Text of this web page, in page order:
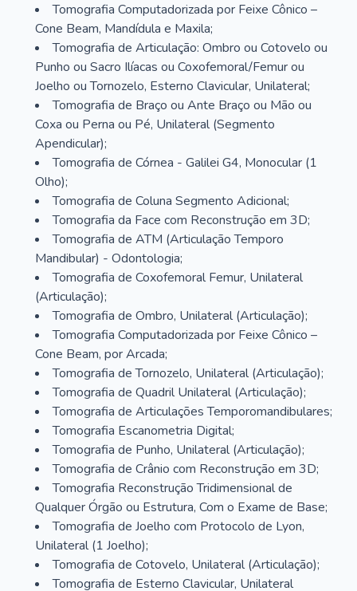
Tomografia Computadorizada por Feixe Cônico –
Cone Beam, Mandídula e Maxila;
Tomografia de Articulação: Ombro ou Cotovelo ou
Punho ou Sacro Ilíacas ou Coxofemoral/Femur ou
Joelho ou Tornozelo, Esterno Clavicular, Unilateral;
Tomografia de Braço ou Ante Braço ou Mão ou
Coxa ou Perna ou Pé, Unilateral (Segmento
Apendicular);
Tomografia de Córnea - Galilei G4, Monocular (1
Olho);
Tomografia de Coluna Segmento Adicional;
Tomografia da Face com Reconstrução em 3D;
Tomografia de ATM (Articulação Temporo
Mandibular) - Odontologia;
Tomografia de Coxofemoral Femur, Unilateral
(Articulação);
Tomografia de Ombro, Unilateral (Articulação);
Tomografia Computadorizada por Feixe Cônico –
Cone Beam, por Arcada;
Tomografia de Tornozelo, Unilateral (Articulação);
Tomografia de Quadril Unilateral (Articulação);
Tomografia de Articulações Temporomandibulares;
Tomografia Escanometria Digital;
Tomografia de Punho, Unilateral (Articulação);
Tomografia de Crânio com Reconstrução em 3D;
Tomografia Reconstrução Tridimensional de
Qualquer Órgão ou Estrutura, Com o Exame de Base;
Tomografia de Joelho com Protocolo de Lyon,
Unilateral (1 Joelho);
Tomografia de Cotovelo, Unilateral (Articulação);
Tomografia de Esterno Clavicular, Unilateral